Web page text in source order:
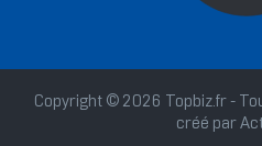
Copyright © 2026 Topbiz.fr -
créé par